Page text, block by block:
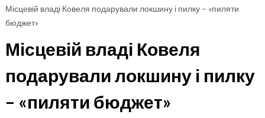
Місцевій владі Ковеля подарували локшину і пилку – «пиляти
бюджет»
Місцевій владі Ковеля
подарували локшину і пилку
– «пиляти бюджет»